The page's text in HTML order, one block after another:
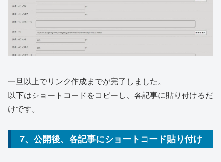
一旦以上でリンク作成までが完了しました。
以下はショートコードをコピーし、各記事に貼り付けるだ
けです。
7、公開後、各記事にショートコード貼り付け